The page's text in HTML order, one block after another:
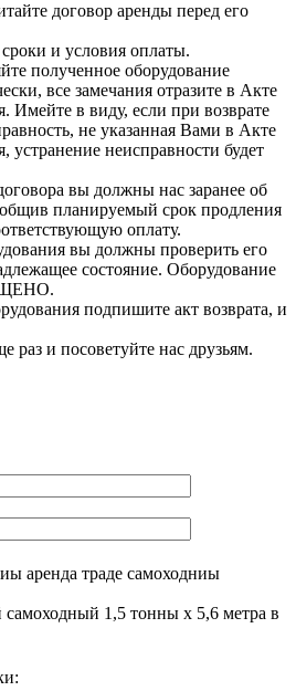
договор аренды перед его
и условия оплаты.
полученное оборудование
все замечания отразите в Акте
Имейте в виду, если при возврате
не указанная Вами в Акте
устранение неисправности будет
вы должны нас заранее об
планируемый срок продления
оплату.
вы должны проверить его
состояние. Оборудование
подпишите акт возврата, и
раз и посоветуйте нас друзьям.
самоходный 1,5 тонны х 5,6 метра в